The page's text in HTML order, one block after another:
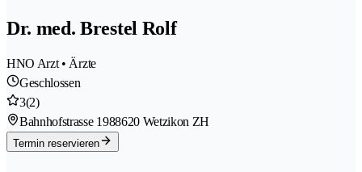
Dr. med. Brestel Rolf
HNO Arzt • Ärzte
Geschlossen
3(2)
Bahnhofstrasse 1988620 Wetzikon ZH
Termin reservieren